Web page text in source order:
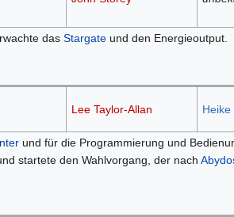
das Stargateund den Energieoutput.
Lee Taylor-Allan Heike
und für die Programmierung und
startete den Wahlvorgang, der nach